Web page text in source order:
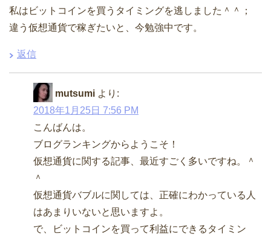
私はビットコインを買うタイミングを逃しました＾＾；
違う仮想通貨で稼ぎたいと、今勉強中です。
返信
mutsumi より:
2018年1月25日 7:56 PM
こんばんは。
ブログランキングからようこそ！
仮想通貨に関する記事、最近すごく多いですね。＾
＾
仮想通貨バブルに関しては、正確にわかっている人
はあまりいないと思いますよ。
で、ビットコインを買って利益にできるタイミン